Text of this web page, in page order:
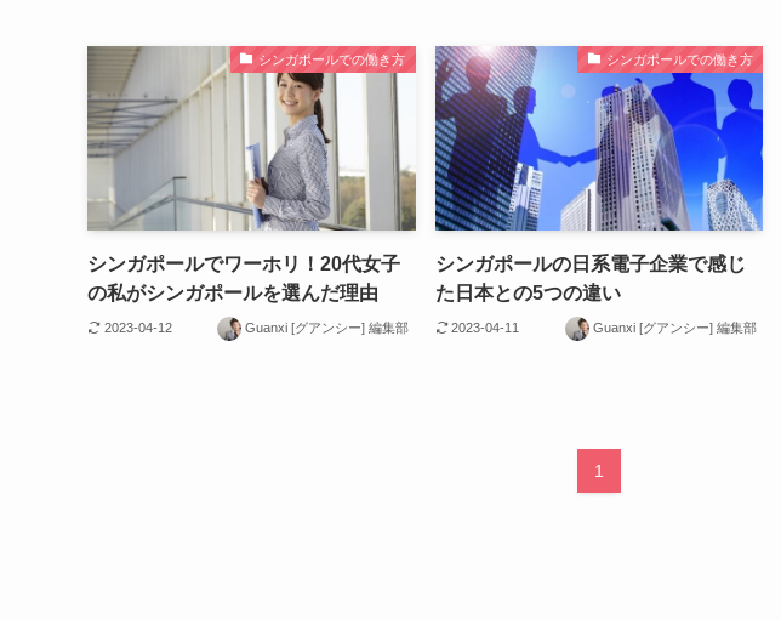
シンガポールでの働き方
シンガポールでワーホリ！20代女子
の私がシンガポールを選んだ理由
2023-04-12 Guanxi [グアンシー] 編集部
シンガポールでの働き方
シンガポールの日系電子企業で感じ
た日本との5つの違い
2023-04-11 Guanxi [グアンシー] 編集部
1